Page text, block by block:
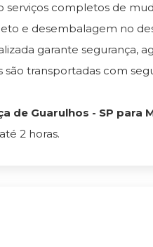
serviços completos de
e desembalagem no
garante segurança,
transportadas com
de Guarulhos - SP para
2 horas.